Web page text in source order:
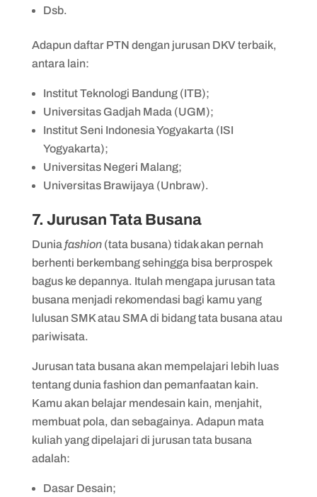
Dsb.
Adapun daftar PTN dengan jurusan DKV terbaik,
antara lain:
Institut Teknologi Bandung (ITB);
Universitas Gadjah Mada (UGM);
Institut Seni Indonesia Yogyakarta (ISI
Yogyakarta);
Universitas Negeri Malang;
Universitas Brawijaya (Unbraw).
7. Jurusan Tata Busana
Dunia fashion (tata busana) tidak akan pernah
berhenti berkembang sehingga bisa berprospek
bagus ke depannya. Itulah mengapa jurusan tata
busana menjadi rekomendasi bagi kamu yang
lulusan SMK atau SMA di bidang tata busana atau
pariwisata.
Jurusan tata busana akan mempelajari lebih luas
tentang dunia fashion dan pemanfaatan kain.
Kamu akan belajar mendesain kain, menjahit,
membuat pola, dan sebagainya. Adapun mata
kuliah yang dipelajari di jurusan tata busana
adalah:
Dasar Desain;